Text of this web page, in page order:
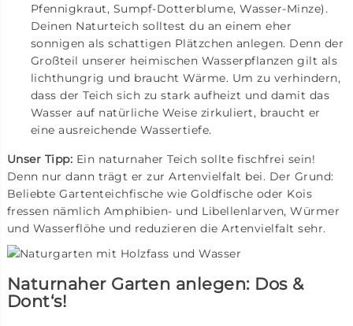
Pfennigkraut, Sumpf-Dotterblume, Wasser-Minze).
Deinen Naturteich solltest du an einem eher
sonnigen als schattigen Plätzchen anlegen. Denn der
Großteil unserer heimischen Wasserpflanzen gilt als
lichthungrig und braucht Wärme. Um zu verhindern,
dass der Teich sich zu stark aufheizt und damit das
Wasser auf natürliche Weise zirkuliert, braucht er
eine ausreichende Wassertiefe.
Unser Tipp: Ein naturnaher Teich sollte fischfrei sein!
Denn nur dann trägt er zur Artenvielfalt bei. Der Grund:
Beliebte Gartenteichfische wie Goldfische oder Kois
fressen nämlich Amphibien- und Libellenlarven, Würmer
und Wasserflöhe und reduzieren die Artenvielfalt sehr.
Naturnaher Garten anlegen: Dos &
Dont‘s!